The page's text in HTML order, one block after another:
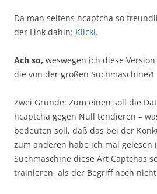
Da man seitens hcaptcha so
der Link dahin: Klicki.
Ach so, weswegen ich diese
die von der großen Suchmaschine?!
Zwei Gründe: Zum einen soll die
hcaptcha gegen Null tendieren –
bedeuten soll, daß das bei der
zum anderen habe ich mal gelesen
Suchmaschine diese Art Captchas
trainieren, als der Begriff noch